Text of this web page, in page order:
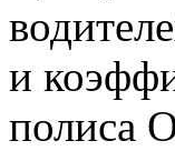
и
полиса